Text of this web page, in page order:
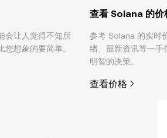
会让人觉得不知所
想象的要简单。
查看 Solana 的价
参考 Solana 的实时
绪、最新资讯等一手
明智的决策。
查看价格